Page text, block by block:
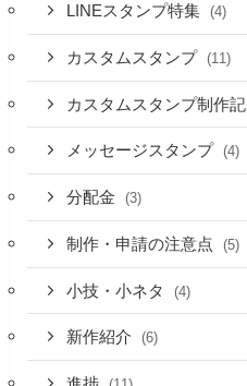
LINEスタンプ特集 (4)
カスタムスタンプ (11)
カスタムスタンプ制作記
メッセージスタンプ (4)
分配金 (3)
制作・申請の注意点 (5)
小技・小ネタ (4)
新作紹介 (6)